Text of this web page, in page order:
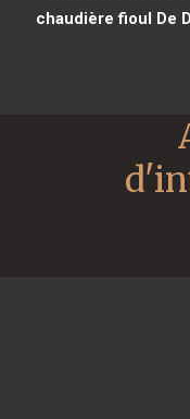
chaudière fioul De